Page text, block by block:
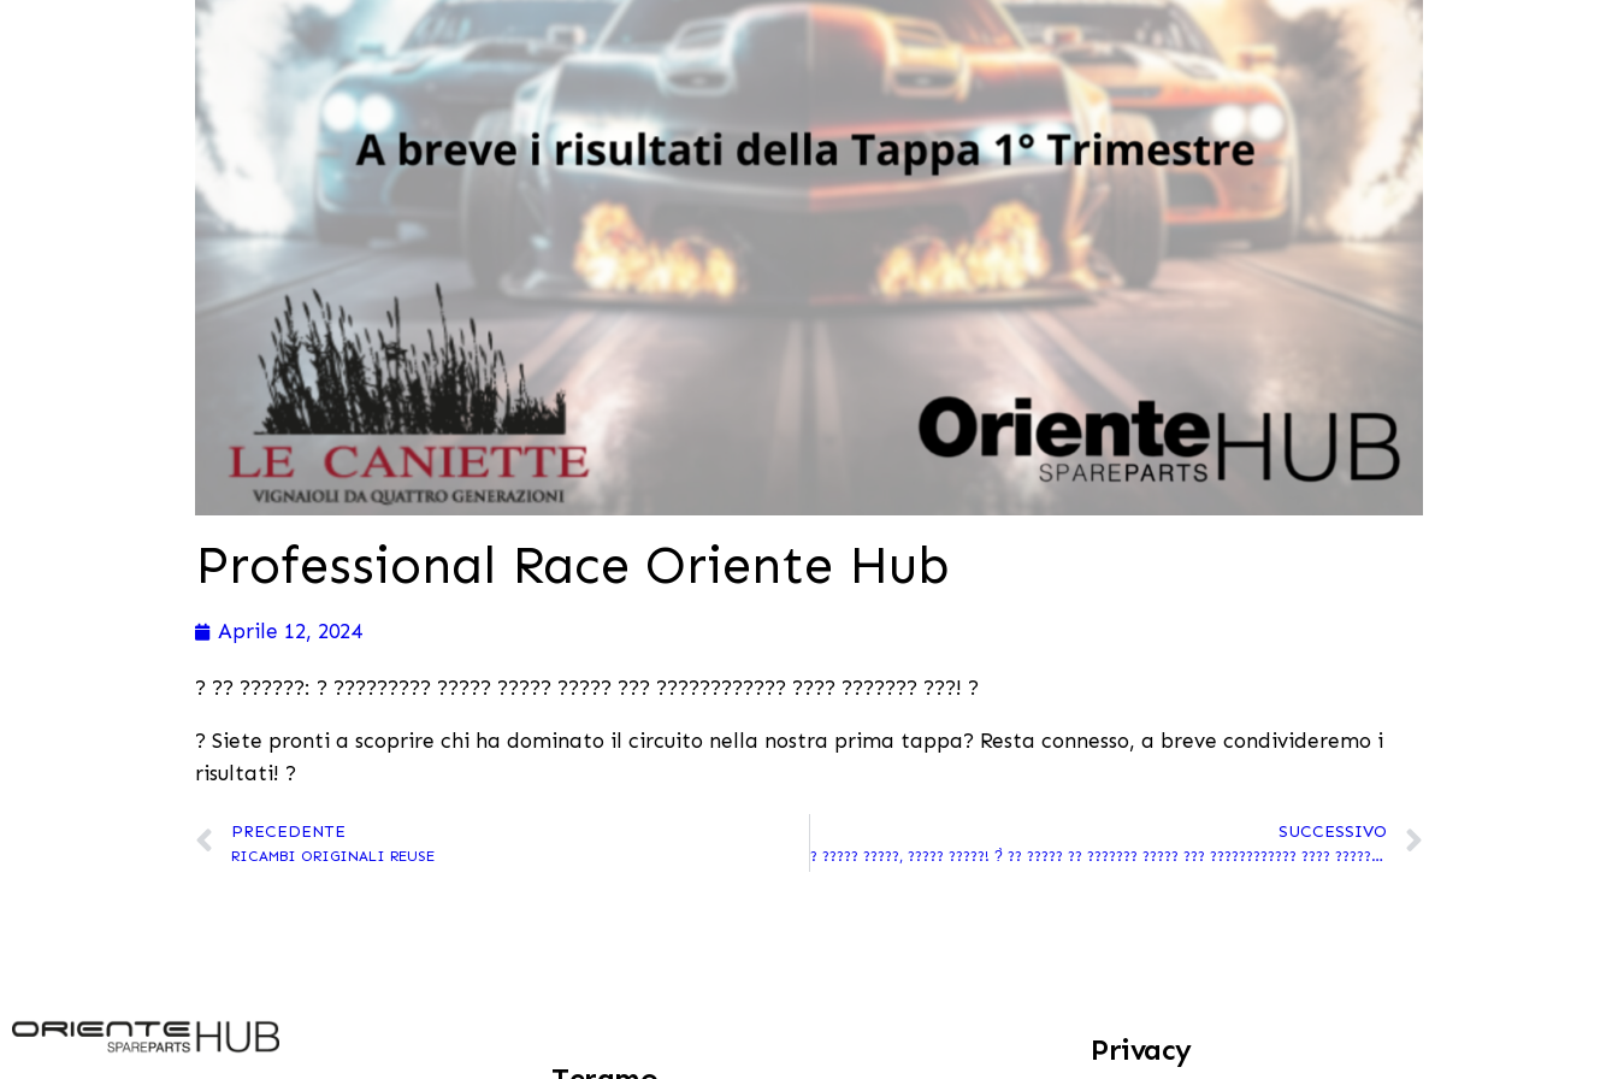
Professional Race Oriente Hub
Aprile 12, 2024
? ?? ??????: ? ????????? ????? ????? ????? ??? ???????????? ???? ??????? ???! ?
? Siete pronti a scoprire chi ha dominato il circuito nella nostra prima tappa? Resta connesso, a breve condivideremo i
risultati! ?
PRECEDENTE
RICAMBI ORIGINALI REUSE
SUCCESSIVO
? ????? ?????, ????? ?????! ?̀ ?? ????? ?? ??????? ????? ??? ???????????? ???? ??????? ???! ?
Privacy